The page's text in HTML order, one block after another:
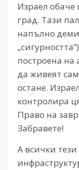
Израел обаче
град. Тази
напълно
построена на
да живеят
остане.
контролира
Право на
Забравете!
А всички